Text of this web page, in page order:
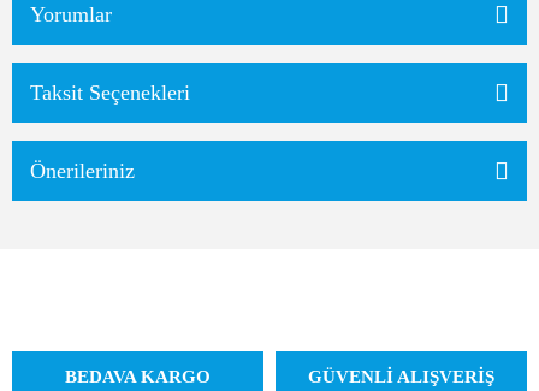
Yorumlar
Taksit Seçenekleri
Önerileriniz
BEDAVA KARGO
GÜVENLİ ALIŞVERİŞ